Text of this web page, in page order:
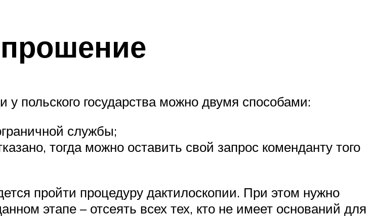
польского государства можно двумя способами:
службы;
тогда можно оставить свой запрос коменданту того
пройти процедуру дактилоскопии. При этом нужно
этапе – отсеять всех тех, кто не имеет оснований для